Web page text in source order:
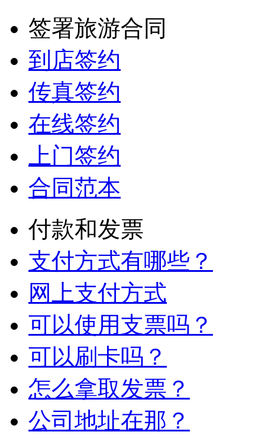
签署旅游合同
到店签约
传真签约
在线签约
上门签约
合同范本
付款和发票
支付方式有哪些？
网上支付方式
可以使用支票吗？
可以刷卡吗？
怎么拿取发票？
公司地址在那？